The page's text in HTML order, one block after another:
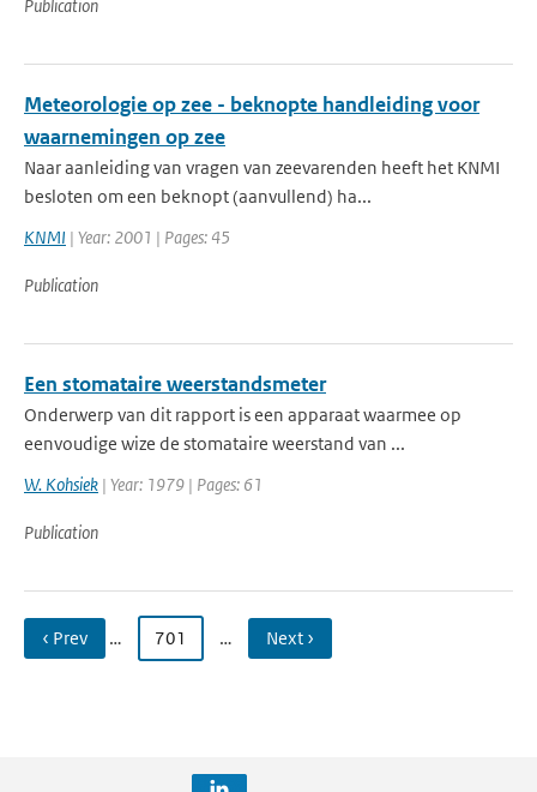
Publication
Meteorologie op zee - beknopte handleiding voor
waarnemingen op zee
Naar aanleiding van vragen van zeevarenden heeft het KNMI
besloten om een beknopt (aanvullend) ha...
KNMI | Year: 2001 | Pages: 45
Publication
Een stomataire weerstandsmeter
Onderwerp van dit rapport is een apparaat waarmee op
eenvoudige wize de stomataire weerstand van ...
W. Kohsiek | Year: 1979 | Pages: 61
Publication
‹ Prev … 701 … Next ›